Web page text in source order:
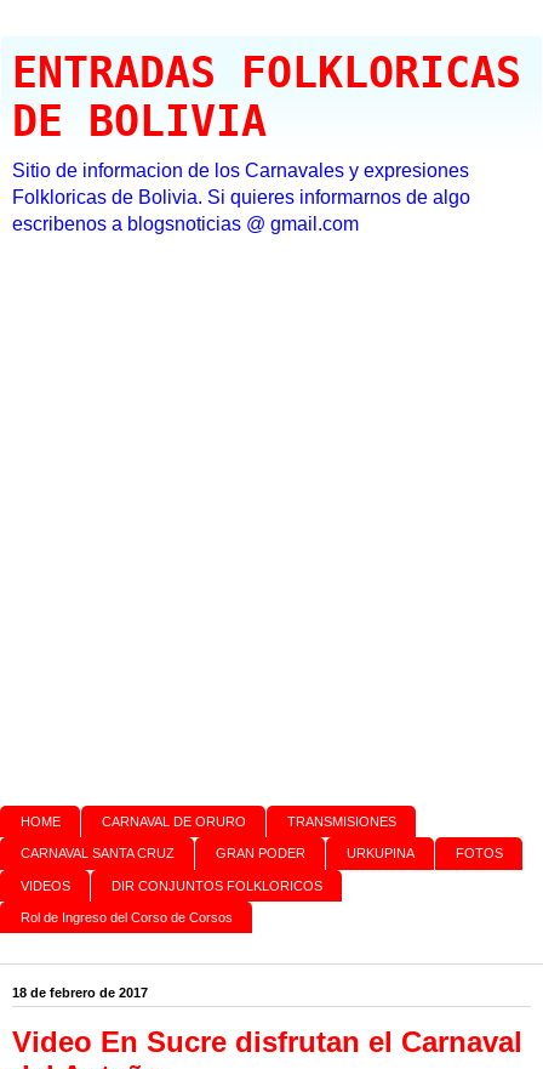
ENTRADAS FOLKLORICAS
DE BOLIVIA
Sitio de informacion de los Carnavales y expresiones
Folkloricas de Bolivia. Si quieres informarnos de algo
escribenos a blogsnoticias @ gmail.com
HOME CARNAVAL DE ORURO TRANSMISIONES
CARNAVAL SANTA CRUZ GRAN PODER URKUPINA FOTOS
VIDEOS DIR CONJUNTOS FOLKLORICOS
Rol de Ingreso del Corso de Corsos
18 de febrero de 2017
Video En Sucre disfrutan el Carnaval